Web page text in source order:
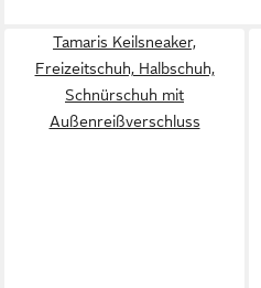
Tamaris Keilsneaker,
Freizeitschuh, Halbschuh,
Schnürschuh mit
Außenreißverschluss